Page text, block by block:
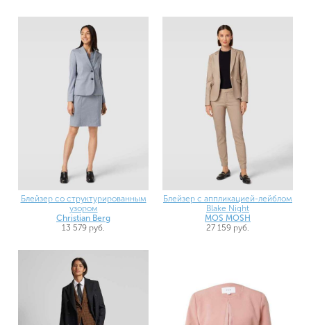
Блейзер со структурированным
узором
Christian Berg
13 579 руб.
Блейзер с аппликацией-лейблом
Blake Night
MOS MOSH
27 159 руб.